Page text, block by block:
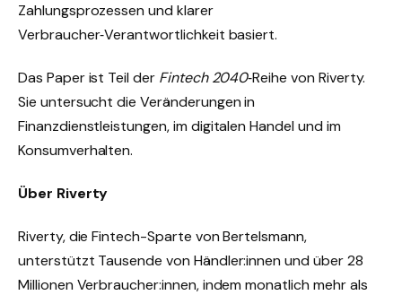
Zahlungsprozessen und klarer
Verbraucher‑Verantwortlichkeit basiert.
Das Paper ist Teil der Fintech 2040‑Reihe von Riverty.
Sie untersucht die Veränderungen in
Finanzdienstleistungen, im digitalen Handel und im
Konsumverhalten.
Über Riverty
Riverty, die Fintech-Sparte von Bertelsmann,
unterstützt Tausende von Händler:innen und über 28
Millionen Verbraucher:innen, indem monatlich mehr als